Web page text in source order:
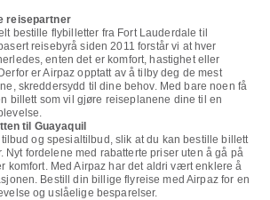
reisepartner
bestille flybilletter fra Fort Lauderdale til
reisebyrå siden 2011 forstår vi at hver
enten det er komfort, hastighet eller
er Airpaz opptatt av å tilby deg de mest
skreddersydd til dine behov. Med bare noen få
billett som vil gjøre reiseplanene dine til en
til Guayaquil
og spesialtilbud, slik at du kan bestille billett
Nyt fordelene med rabatterte priser uten å gå på
komfort. Med Airpaz har det aldri vært enklere å
Bestill din billige flyreise med Airpaz for en
og uslåelige besparelser.